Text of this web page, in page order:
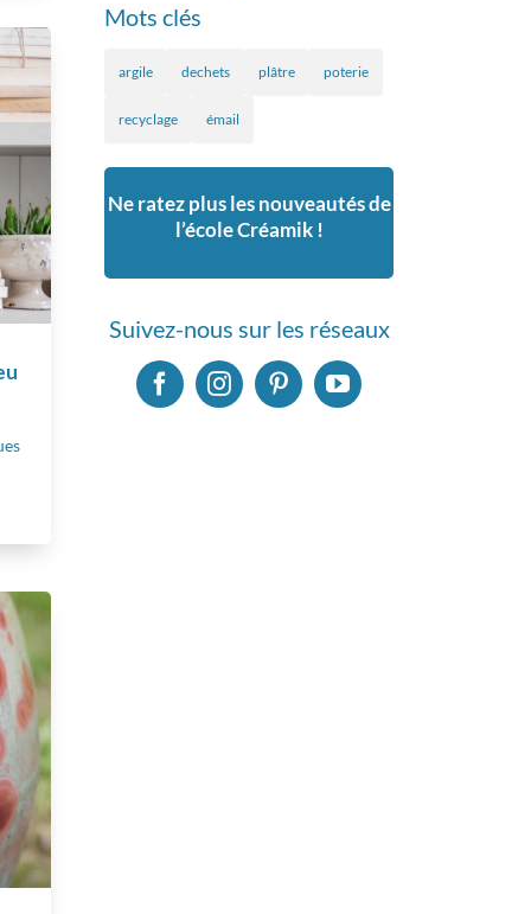
Mots clés
argile dechets plâtre poterie
recyclage émail
Ne ratez plus les nouveautés de
l’école Créamik !
Suivez-nous sur les réseaux